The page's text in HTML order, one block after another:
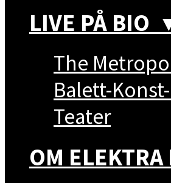
LIVE PÅ BIO
The
Balett-
Teater
OM ELEKTRA